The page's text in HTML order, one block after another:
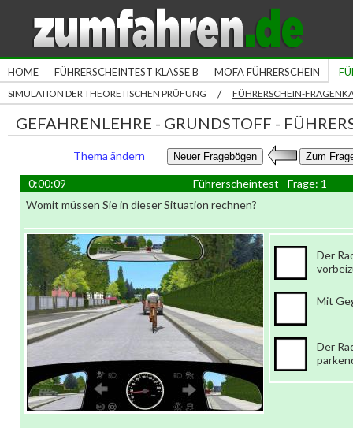
HOME FÜHRERSCHEINTEST KLASSE B MOFA FÜHRERSCHEIN
SIMULATION DER THEORETISCHEN PRÜFUNG / FÜHRERSCHEIN-
GEFAHRENLEHRE - GRUNDSTOFF -
Thema ändern
0:00:09
Führerscheintest - Frage: 1
Womit müssen Sie in dieser Situation rechnen?
Der
Mit
Der